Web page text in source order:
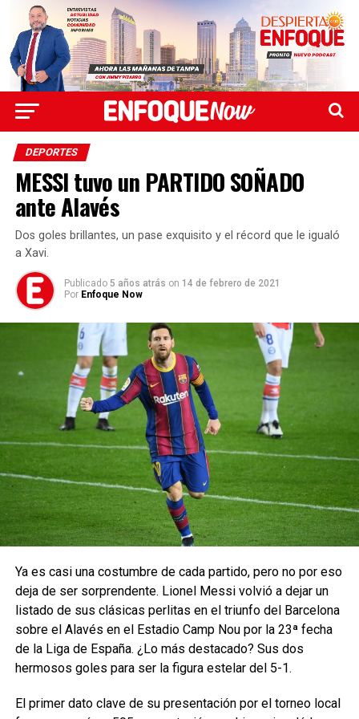
DEPORTES
MESSI tuvo un PARTIDO SOÑADO
ante Alavés
Dos goles brillantes, un pase exquisito y el récord que le igualó
a Xavi.
Publicado 5 años atrás on 14 de febrero de 2021
Por Enfoque Now
Ya es casi una costumbre de cada partido, pero no por eso
deja de ser sorprendente. Lionel Messi volvió a dejar un
listado de sus clásicas perlitas en el triunfo del Barcelona
sobre el Alavés en el Estadio Camp Nou por la 23ª fecha
de la Liga de España. ¿Lo más destacado? Sus dos
hermosos goles para ser la figura estelar del 5-1.
El primer dato clave de su presentación por el torneo local